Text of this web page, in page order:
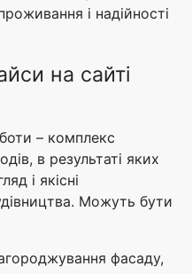
і надійності
на сайті
– комплекс
в результаті яких
і якісні
Можуть бути
фасаду,